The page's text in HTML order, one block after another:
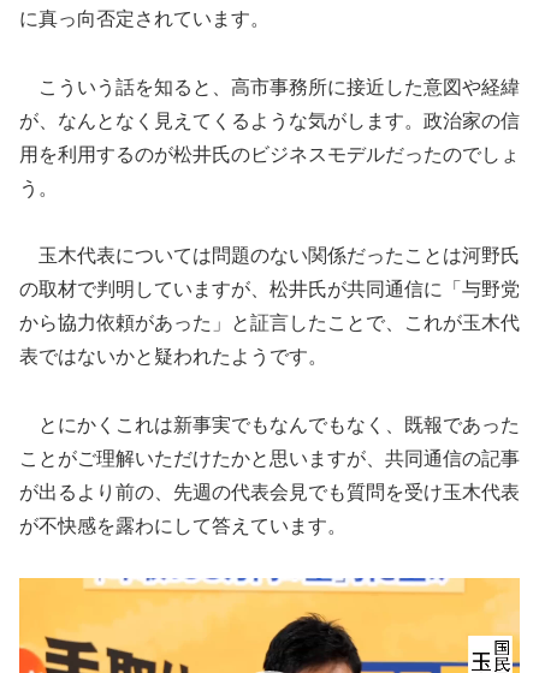
に真っ向否定されています。
こういう話を知ると、高市事務所に接近した意図や経緯
が、なんとなく見えてくるような気がします。政治家の信
用を利用するのが松井氏のビジネスモデルだったのでしょ
う。
玉木代表については問題のない関係だったことは河野氏
の取材で判明していますが、松井氏が共同通信に「与野党
から協力依頼があった」と証言したことで、これが玉木代
表ではないかと疑われたようです。
とにかくこれは新事実でもなんでもなく、既報であった
ことがご理解いただけたかと思いますが、共同通信の記事
が出るより前の、先週の代表会見でも質問を受け玉木代表
が不快感を露わにして答えています。
プ